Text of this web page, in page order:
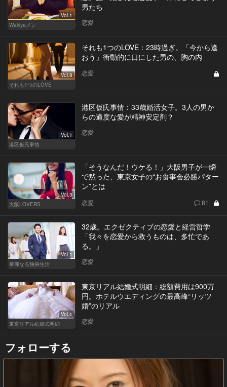
Vol.1
Wakiyaメン
男たち
恋愛
Vol.8
それも1つのLOVE
それも1つのLOVE：23時過ぎ。「今から逢
おう」衝動的に口にした男の、胸の内
恋愛
Vol.1
港区仮氏事情
港区仮氏事情：33歳婚活女子。3人の男か
らの適度な愛が精神安定剤？
恋愛
Vol.3
大阪LOVERS
「そうなんだ！ウケる！」大阪男子が一瞬
で黙った、東京女子の“お食事会必勝パター
ン”とは
恋愛 81
Vol.1
華麗なる独身生活
32歳。エクゼクティブの恋愛と経営哲学
「我々を恋愛から救うものは、多忙であ
る。」
恋愛
Vol.1
東京リアル結婚式明細
東京リアル結婚式明細：総額費用は900万
円。ホテルウエディングの最高峰“リッツ
婚”のリアル
恋愛
フォローする